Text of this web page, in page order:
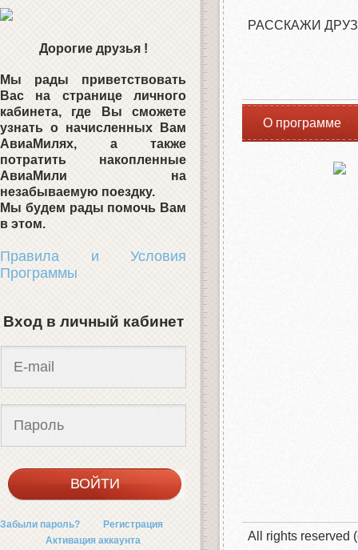
Дорогие друзья !
Мы рады приветствовать
Вас на странице личного
кабинета, где Вы сможете
узнать о начисленных Вам
АвиаМилях, а также
потратить накопленные
АвиаМили на
незабываемую поездку.
Мы будем рады помочь Вам
в этом.
Правила и Условия
Программы
Вход в личный кабинет
Забыли пароль?
Регистрация
Активация аккаунта
РАССКАЖИ
О программе
All rights reserved